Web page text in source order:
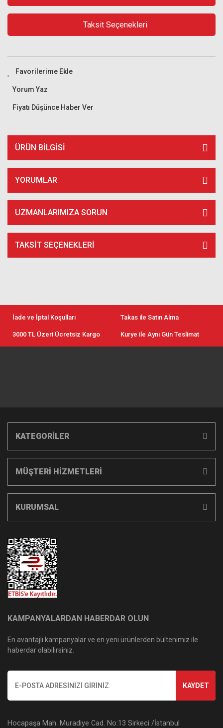
Taksit Seçenekleri
Yorum Yaz
Fiyatı Düşünce Haber Ver
ÜRÜN BILGISI
YORUMLAR
UZMANLARIMIZA SORUN
TAKSIT SEÇENEKLERI
İade ve İptal Koşulları Takas ile Satın Alma
3000 TL Üzeri Ücretsiz Kargo Kurye ile Aynı Gün Teslimat
KATEGORİLER
MÜŞTERİ HİZMETLERİ
KURUMSAL
KAMPANYALARDAN HABERDAR OLUN
En avantajlı kampanyalar ve en yeni ürünlerden bültenimiz ile
haberdar olabilirsiniz.
KAYDET
Hocapaşa Mah. Muradiye Cad. No:13 Sirkeci /İstanbul